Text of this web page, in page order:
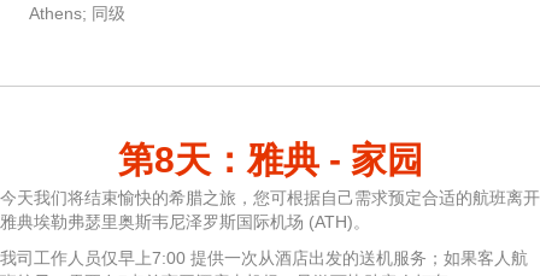
Athens; 同级
第8天：雅典 - 家园
今天我们将结束愉快的希腊之旅，您可根据自己需求预定合适的航班离开
雅典埃勒弗瑟里奥斯韦尼泽罗斯国际机场 (ATH)。
我司工作人员仅早上7:00 提供一次从酒店出发的送机服务；如果客人航